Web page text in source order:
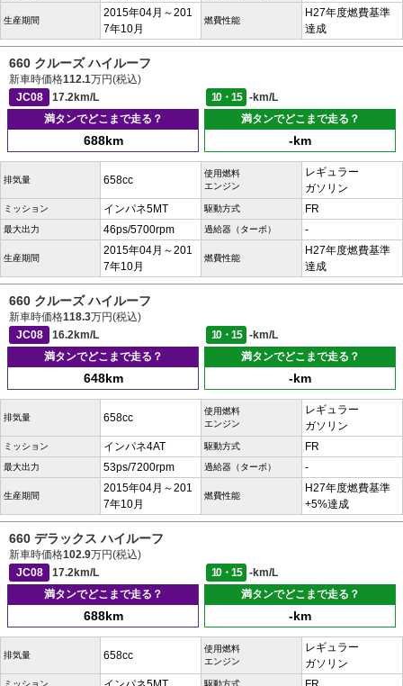
生産期間
2015年04月～201
7年10月
燃費性能
H27年度燃費基準
達成
660 クルーズ ハイルーフ
新車時価格112.1万円(税込)
JC08
17.2km/L 10・15
-km/L
満タンでどこまで走る？
688km
満タンでどこまで走る？
-km
排気量 658cc
使用燃料
エンジン
レギュラー
ガソリン
ミッション インパネ5MT 駆動方式 FR
最大出力 46ps/5700rpm 過給器（ターボ） -
生産期間
2015年04月～201
7年10月
燃費性能
H27年度燃費基準
達成
660 クルーズ ハイルーフ
新車時価格118.3万円(税込)
JC08
16.2km/L 10・15
-km/L
満タンでどこまで走る？
648km
満タンでどこまで走る？
-km
排気量 658cc
使用燃料
エンジン
レギュラー
ガソリン
ミッション インパネ4AT 駆動方式 FR
最大出力 53ps/7200rpm 過給器（ターボ） -
生産期間
2015年04月～201
7年10月
燃費性能
H27年度燃費基準
+5%達成
660 デラックス ハイルーフ
新車時価格102.9万円(税込)
JC08
17.2km/L 10・15
-km/L
満タンでどこまで走る？
688km
満タンでどこまで走る？
-km
排気量 658cc
使用燃料
エンジン
レギュラー
ガソリン
ミッション 駆動方式